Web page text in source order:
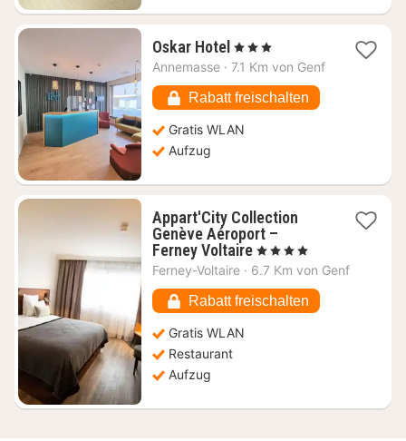
Oskar Hotel 1
Nacht
87,67
€
, 3 Sterne
Annemasse · 7.1 Km von Genf
Rabatt freischalten
Gratis WLAN
Aufzug
Appart'City Collection
Genève Aéroport –
Ferney Voltaire1
Nacht
74,40
€
, 4 Sterne
Ferney-Voltaire · 6.7 Km von Genf
Rabatt freischalten
Gratis WLAN
Restaurant
Aufzug